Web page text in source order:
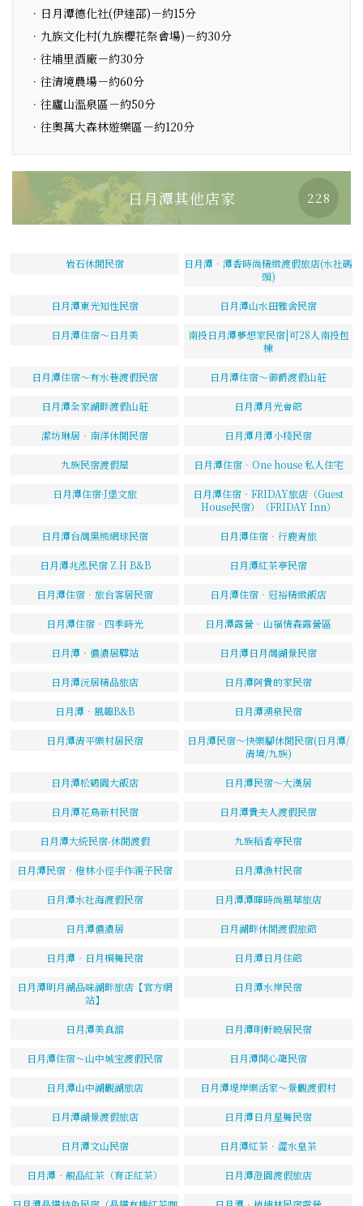
．日月潭德化社(伊達邵)－約15分
．九族文化村(九族櫻花祭會場)－約30分
．往埔里酒廠－約30分
．往清境農場－約60分
．往廬山溫泉區－約50分
．往奧萬大森林遊樂區－約120分
日月潭其他店家 228
岩石休閒民宿
日月潭．潭香時尚精緻渡假旅店(水社碼
頭)
日月潭東光知性民宿 日月潭山水田雅舍民宿
日月潭住宿～日月美
南投日月潭夢想家民宿|可28人南投包
棟
日月潭住宿～有水巷渡假民宿 日月潭住宿～御爵渡假山莊
日月潭全家湖畔渡假山莊 日月潭月光會館
潔坊琳居．南洋休閒民宿 日月潭月潭小棧民宿
九族民宿渡假屋 日月潭住宿．One house 私人住宅
日月潭住宿·J堡文旅
日月潭住宿‧FRIDAY旅店（Guest
House民宿）（FRIDAY Inn）
日月潭台灣黑熊網球民宿 日月潭住宿‧行鹿青旅
日月潭兆泓民宿 Z.H B&B 日月潭紅茶亭民宿
日月潭住宿‧旅台客居民宿 日月潭住宿‧冠裕精緻飯店
日月潭住宿‧四季時光 日月潭露營‧山福情森露營區
日月潭‧儂濃居驛站 日月潭日月灣湖景民宿
日月潭沅居精品旅店 日月潭阿貴的家民宿
日月潭‧風趣B&B 日月潭湧泉民宿
日月潭清平樂村居民宿
日月潭民宿～快樂腳休閒民宿(日月潭/
清境/九族)
日月潭松鶴園大飯店 日月潭民宿～大漢居
日月潭花鳥新村民宿 日月潭貴夫人渡假民宿
日月潭大統民宿-休閒渡假 九族稻香亭民宿
日月潭民宿‧橙林小徑手作親子民宿 日月潭漁村民宿
日月潭水社海渡假民宿 日月潭潭暉時尚風華旅店
日月潭儂濃居 日月湖畔休閒渡假旅館
日月潭‧日月桐舞民宿 日月潭日月住館
日月潭明月湖品味湖畔旅店【官方網
站】
日月潭水岸民宿
日月潭美真舘 日月潭明軒曉居民宿
日月潭住宿～山中城宝渡假民宿 日月潭開心龍民宿
日月潭山中湖觀湖旅店 日月潭堤岸樂活家～景觀渡假村
日月潭湖景渡假旅店 日月潭日月星舞民宿
日月潭文山民宿 日月潭紅茶．澀水皇茶
日月潭‧靚品紅茶（育正紅茶） 日月潭澄園渡假旅店